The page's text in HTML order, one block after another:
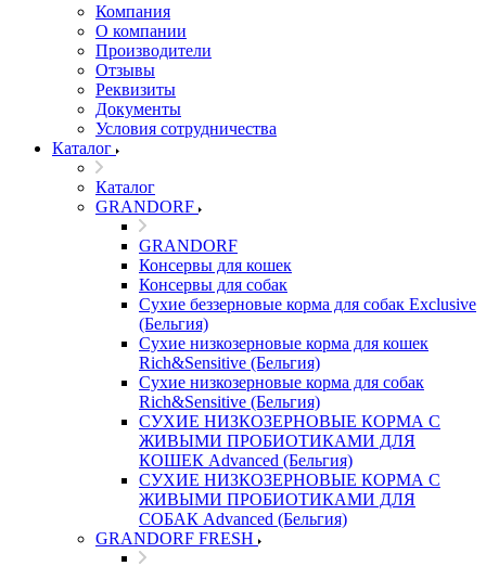
Компания
О компании
Производители
Отзывы
Реквизиты
Документы
Условия сотрудничества
Каталог
Каталог
GRANDORF
GRANDORF
Консервы для кошек
Консервы для собак
Сухие беззерновые корма для собак Exclusive
(Бельгия)
Сухие низкозерновые корма для кошек
Rich&Sensitive (Бельгия)
Сухие низкозерновые корма для собак
Rich&Sensitive (Бельгия)
СУХИЕ НИЗКОЗЕРНОВЫЕ КОРМА С
ЖИВЫМИ ПРОБИОТИКАМИ ДЛЯ
КОШЕК Advanced (Бельгия)
СУХИЕ НИЗКОЗЕРНОВЫЕ КОРМА С
ЖИВЫМИ ПРОБИОТИКАМИ ДЛЯ
СОБАК Advanced (Бельгия)
GRANDORF FRESH